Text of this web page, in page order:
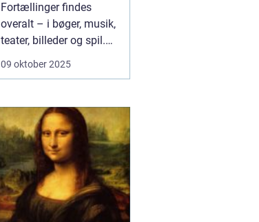
Fortællinger findes
overalt – i bøger, musik,
teater, billeder og spil.
Men når det gælder film,
historier fortalt med ord
– de er historier fortalt
gennem billeder, ...
09 oktober 2025